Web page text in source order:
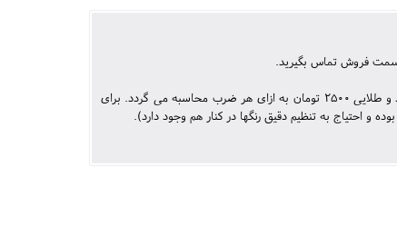
قسمت فروش تماس بگیرید.
هزینه چاپ سیلک در رنگهای عادی 1800 تومان برای رنگ نقره ای 2000 تومان و برای رنگهای سفید و طلایی 2500 تومان به ازای هر ضرب محاسبه می گردد. برای